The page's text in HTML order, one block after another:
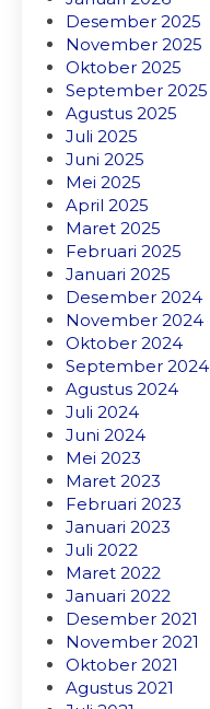
Desember 2025
November 2025
Oktober 2025
September 2025
Agustus 2025
Juli 2025
Juni 2025
Mei 2025
April 2025
Maret 2025
Februari 2025
Januari 2025
Desember 2024
November 2024
Oktober 2024
September 2024
Agustus 2024
Juli 2024
Juni 2024
Mei 2023
Maret 2023
Februari 2023
Januari 2023
Juli 2022
Maret 2022
Januari 2022
Desember 2021
November 2021
Oktober 2021
Agustus 2021